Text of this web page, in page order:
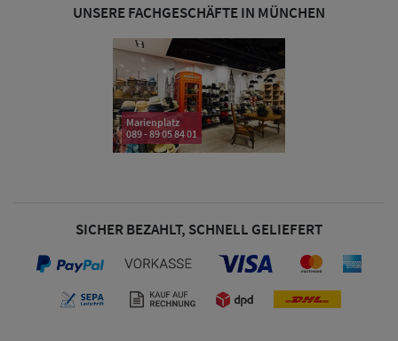
Damen Caps
Großgrößen
UNSERE FACHGESCHÄFTE IN MÜNCHEN
Marienplatz
089 - 89 05 84 01
SICHER BEZAHLT, SCHNELL GELIEFERT